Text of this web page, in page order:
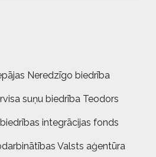
Neredzīgo biedrība
suņu biedrība Teodors
integrācijas fonds
Valsts aģentūra